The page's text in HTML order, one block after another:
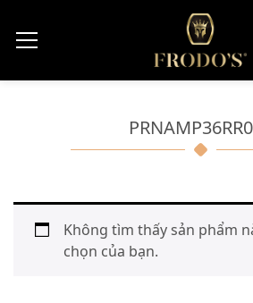
Không tìm thấy sản phẩm
chọn của bạn.